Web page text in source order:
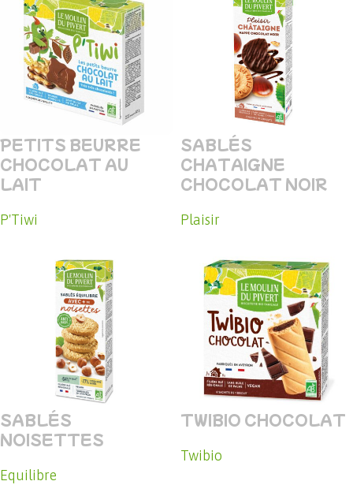
PETITS BEURRE
CHOCOLAT AU
LAIT
P'Tiwi
SABLÉS
CHATAIGNE
CHOCOLAT NOIR
Plaisir
SABLÉS
NOISETTES
Equilibre
TWIBIO CHOCOLAT
Twibio